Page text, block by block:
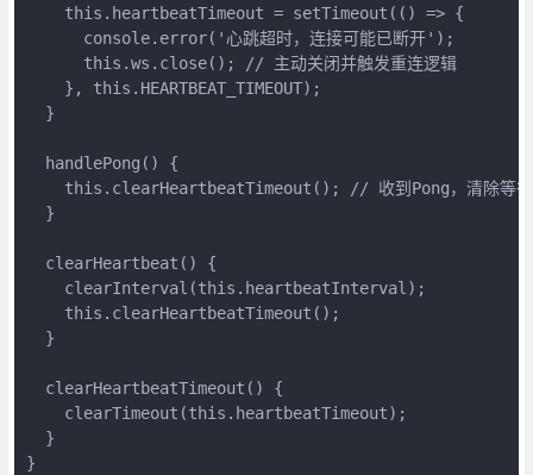
    this.heartbeatTimeout = setTimeout(() => {
      console.error('心跳超时，连接可能已断开');
      this.ws.close(); // 主动关闭并触发重连逻辑
    }, this.HEARTBEAT_TIMEOUT);
  }
  handlePong() {
this.clearHeartbeatTimeout(); // 收到Pong，清除等待
  }
  clearHeartbeat() {
    clearInterval(this.heartbeatInterval);
    this.clearHeartbeatTimeout();
  }
  clearHeartbeatTimeout() {
    clearTimeout(this.heartbeatTimeout);
  }
}